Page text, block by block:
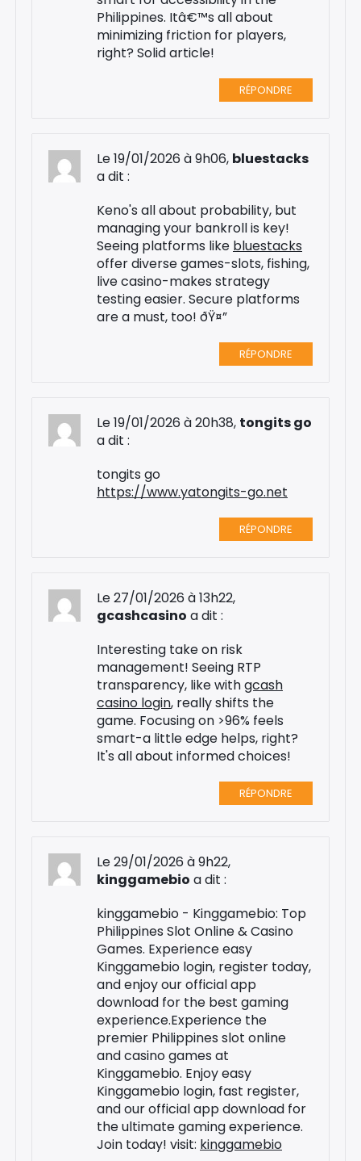
Philippines. Itâ€™s all about
minimizing friction for players,
right? Solid article!
RÉPONDRE
Le 19/01/2026 à 9h06, bluestacks
a dit :
Keno's all about probability, but
managing your bankroll is key!
Seeing platforms like bluestacks
offer diverse games-slots, fishing,
live casino-makes strategy
testing easier. Secure platforms
are a must, too! ðŸ¤”
RÉPONDRE
Le 19/01/2026 à 20h38, tongits go
a dit :
tongits go
https://www.yatongits-go.net
RÉPONDRE
Le 27/01/2026 à 13h22,
gcashcasino a dit :
Interesting take on risk
management! Seeing RTP
transparency, like withgcash
casino login, really shifts the
game. Focusing on >96% feels
smart-a little edge helps, right?
It's all about informed choices!
RÉPONDRE
Le 29/01/2026 à 9h22,
kinggamebio a dit :
kinggamebio - Kinggamebio: Top
Philippines Slot Online & Casino
Games. Experience easy
Kinggamebio login, register today,
and enjoy our official app
download for the best gaming
experience.Experience the
premier Philippines slot online
and casino games at
Kinggamebio. Enjoy easy
Kinggamebio login, fast register,
and our official app download for
the ultimate gaming experience.
Join today! visit: kinggamebio